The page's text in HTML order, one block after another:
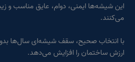
این شیشه‌ها ایمنی، دوام، عایق مناسب و
می‌کنند.
با انتخاب صحیح، سقف شیشه‌ای سال‌ها
ارزش ساختمان را افزایش می‌دهد.